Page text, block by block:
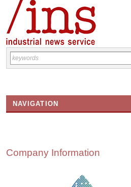
NAVIGATION
INS MAIN WEBSITE
Company Information